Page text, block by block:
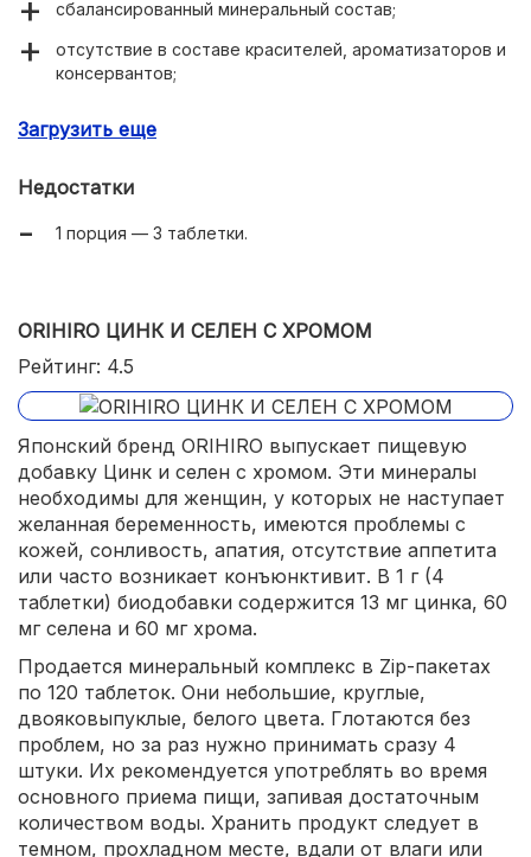
сбалансированный минеральный состав;
отсутствие в составе красителей, ароматизаторов и
консервантов;
Загрузить еще
Недостатки
1 порция — 3 таблетки.
ORIHIRO ЦИНК И СЕЛЕН С ХРОМОМ
Рейтинг: 4.5
Японский бренд ORIHIRO выпускает пищевую
добавку Цинк и селен с хромом. Эти минералы
необходимы для женщин, у которых не наступает
желанная беременность, имеются проблемы с
кожей, сонливость, апатия, отсутствие аппетита
или часто возникает конъюнктивит. В 1 г (4
таблетки) биодобавки содержится 13 мг цинка, 60
мг селена и 60 мг хрома.
Продается минеральный комплекс в Zip-пакетах
по 120 таблеток. Они небольшие, круглые,
двояковыпуклые, белого цвета. Глотаются без
проблем, но за раз нужно принимать сразу 4
штуки. Их рекомендуется употреблять во время
основного приема пищи, запивая достаточным
количеством воды. Хранить продукт следует в
темном, прохладном месте, вдали от влаги или